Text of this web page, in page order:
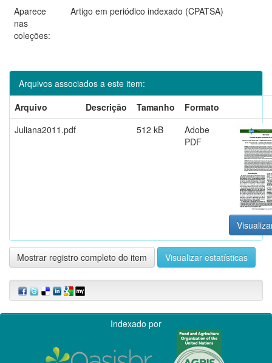
Aparece
nas
coleções:
Artigo em periódico indexado (CPATSA)
Arquivos associados a este item:
Arquivo
Descrição Tamanho
Formato
Juliana2011.pdf
512 kB
Adobe
PDF
Mostrar registro completo do item Visualizar estatísticas
Indexado por